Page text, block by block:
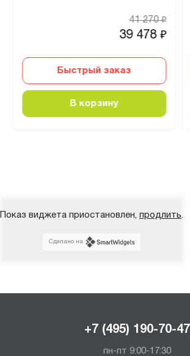
39 478₽
41 270₽
Быстрый заказ
В корзину
Показ виджета приостановлен, продлить.
Сделано на
+7 (495) 190-70-47
пн-пт 9:00-17:30